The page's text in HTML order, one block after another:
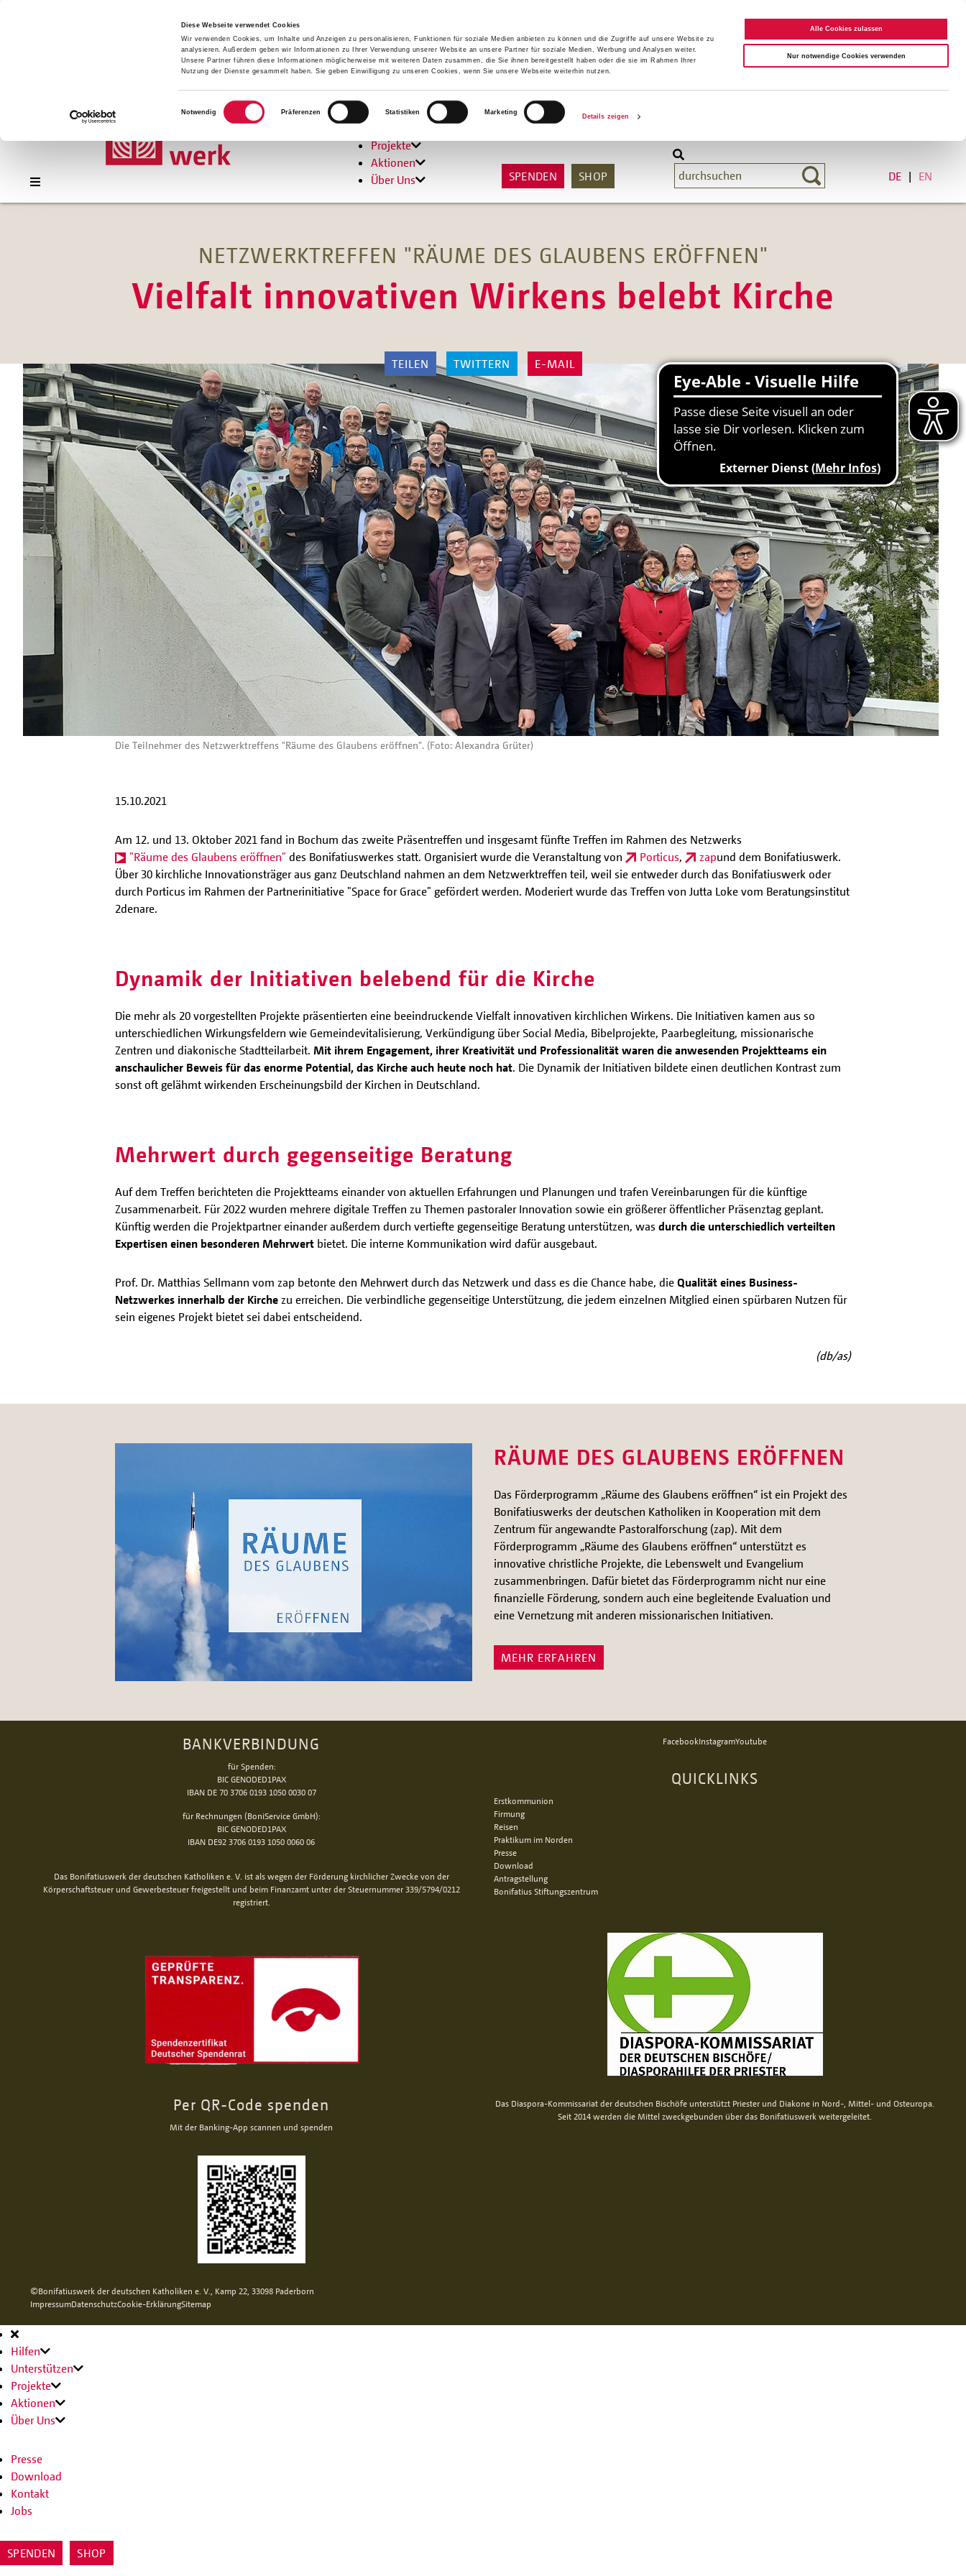
Diese Webseite verwendet Cookies
Wir verwenden Cookies, um Inhalte und Anzeigen zu personalisieren, Funktionen für soziale Medien anbieten zu können und die Zugriffe auf unsere Website zu
analysieren. Außerdem geben wir Informationen zu Ihrer Verwendung unserer Website an unsere Partner für soziale Medien, Werbung und Analysen weiter.
Unsere Partner führen diese Informationen möglicherweise mit weiteren Daten zusammen, die Sie ihnen bereitgestellt haben oder die sie im Rahmen Ihrer
Nutzung der Dienste gesammelt haben. Sie geben Einwilligung zu unseren Cookies, wenn Sie unsere Webseite weiterhin nutzen.
Einwilligungsauswahl
Notwendig
Präferenzen Statistiken Marketing
Details zeigen
Alle Cookies zulassen
Nur notwendige Cookies verwenden
Hilfen
Projekte
Aktionen
Über Uns
SPENDEN SHOP DE EN
NETZWERKTREFFEN "RÄUME DES GLAUBENS ERÖFFNEN"
Vielfalt innovativen Wirkens belebt Kirche
TEILEN TWITTERN E-MAIL
Die Teilnehmer des Netzwerktreffens "Räume des Glaubens eröffnen". (Foto: Alexandra Grüter)
15.10.2021
Am 12. und 13. Oktober 2021 fand in Bochum das zweite Präsentreffen und insgesamt fünfte Treffen im Rahmen des Netzwerks
"Räume des Glaubens eröffnen" des Bonifatiuswerkes statt. Organisiert wurde die Veranstaltung von Porticus, zapund dem Bonifatiuswerk.
Über 30 kirchliche Innovationsträger aus ganz Deutschland nahmen an dem Netzwerktreffen teil, weil sie entweder durch das Bonifatiuswerk oder
durch Porticus im Rahmen der Partnerinitiative "Space for Grace" gefördert werden. Moderiert wurde das Treffen von Jutta Loke vom Beratungsinstitut
2denare.
Dynamik der Initiativen belebend für die Kirche
Die mehr als 20 vorgestellten Projekte präsentierten eine beeindruckende Vielfalt innovativen kirchlichen Wirkens. Die Initiativen kamen aus so
unterschiedlichen Wirkungsfeldern wie Gemeindevitalisierung, Verkündigung über Social Media, Bibelprojekte, Paarbegleitung, missionarische
Zentren und diakonische Stadtteilarbeit. Mit ihrem Engagement, ihrer Kreativität und Professionalität waren die anwesenden Projektteams ein
anschaulicher Beweis für das enorme Potential, das Kirche auch heute noch hat. Die Dynamik der Initiativen bildete einen deutlichen Kontrast zum
sonst oft gelähmt wirkenden Erscheinungsbild der Kirchen in Deutschland.
Mehrwert durch gegenseitige Beratung
Auf dem Treffen berichteten die Projektteams einander von aktuellen Erfahrungen und Planungen und trafen Vereinbarungen für die künftige
Zusammenarbeit. Für 2022 wurden mehrere digitale Treffen zu Themen pastoraler Innovation sowie ein größerer öffentlicher Präsenztag geplant.
Künftig werden die Projektpartner einander außerdem durch vertiefte gegenseitige Beratung unterstützen, was durch die unterschiedlich verteilten
Expertisen einen besonderen Mehrwert bietet. Die interne Kommunikation wird dafür ausgebaut.
Prof. Dr. Matthias Sellmann vom zap betonte den Mehrwert durch das Netzwerk und dass es die Chance habe, die Qualität eines Business-
Netzwerkes innerhalb der Kirche zu erreichen. Die verbindliche gegenseitige Unterstützung, die jedem einzelnen Mitglied einen spürbaren Nutzen für
sein eigenes Projekt bietet sei dabei entscheidend.
(db/as)
RÄUME DES GLAUBENS ERÖFFNEN
Das Förderprogramm „Räume des Glaubens eröffnen“ ist ein Projekt des
Bonifatiuswerks der deutschen Katholiken in Kooperation mit dem
Zentrum für angewandte Pastoralforschung (zap). Mit dem
Förderprogramm „Räume des Glaubens eröffnen“ unterstützt es
innovative christliche Projekte, die Lebenswelt und Evangelium
zusammenbringen. Dafür bietet das Förderprogramm nicht nur eine
finanzielle Förderung, sondern auch eine begleitende Evaluation und
eine Vernetzung mit anderen missionarischen Initiativen.
MEHR ERFAHREN
BANKVERBINDUNG
für Spenden:
BIC GENODED1PAX
IBAN DE 70 3706 0193 1050 0030 07
für Rechnungen (BoniService GmbH):
BIC GENODED1PAX
IBAN DE92 3706 0193 1050 0060 06
Das Bonifatiuswerk der deutschen Katholiken e. V. ist als wegen der Förderung kirchlicher Zwecke von der
Körperschaftsteuer und Gewerbesteuer freigestellt und beim Finanzamt unter der Steuernummer 339/5794/0212
registriert.
Per QR-Code spenden
Mit der Banking-App scannen und spenden
FacebookInstagramYoutube
QUICKLINKS
Erstkommunion
Firmung
Reisen
Praktikum im Norden
Presse
Download
Antragstellung
Bonifatius Stiftungszentrum
Das Diaspora-Kommissariat der deutschen Bischöfe unterstützt Priester und Diakone in Nord-, Mittel- und Osteuropa.
Seit 2014 werden die Mittel zweckgebunden über das Bonifatiuswerk weitergeleitet.
©Bonifatiuswerk der deutschen Katholiken e. V., Kamp 22, 33098 Paderborn
ImpressumDatenschutzCookie-ErklärungSitemap
Hauptnavigation
Hilfen
Unterstützen
Projekte
Aktionen
Über Uns
Presse
Download
Kontakt
Jobs
SPENDEN SHOP